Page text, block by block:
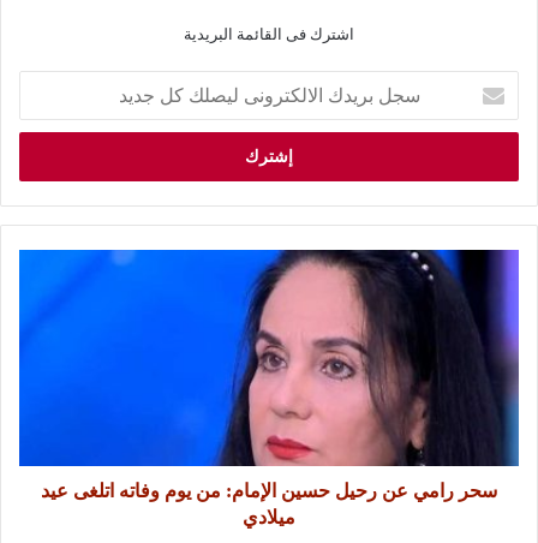
اشترك فى القائمة البريدية
سحر رامي عن رحيل حسين الإمام: من يوم وفاته اتلغى عيد
ميلادي